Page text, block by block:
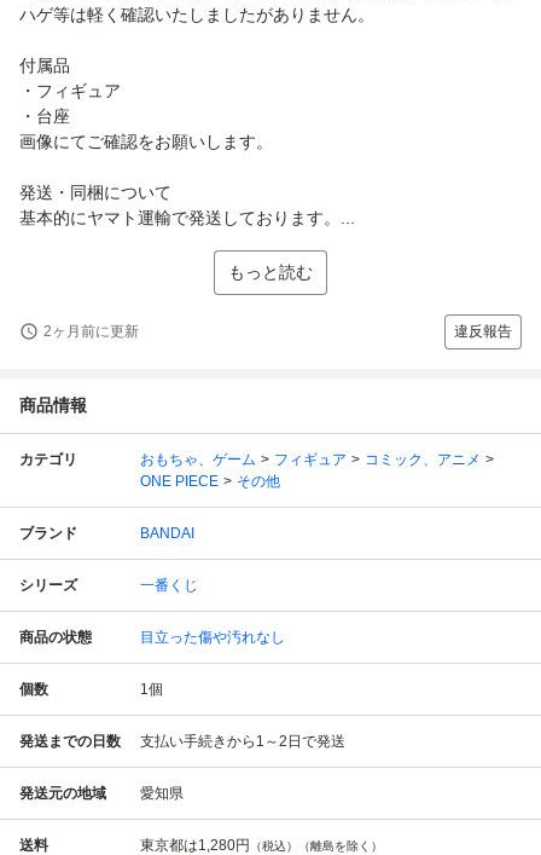
ハゲ等は軽く確認いたしましたがありません。
付属品
・フィギュア
・台座
画像にてご確認をお願いします。
発送・同梱について
基本的にヤマト運輸で発送しております。...
もっと読む
2ヶ月前に更新 違反報告
商品情報
カテゴリ おもちゃ、ゲーム フィギュア
コミック、アニメ
ONE PIECE
その他
ブランド BANDAI
シリーズ 一番くじ
商品の状態 目立った傷や汚れなし
個数 1個
発送までの日数 支払い手続きから1～2日で発送
発送元の地域 愛知県
送料 東京都は1,280円 （税込）（離島を除く）